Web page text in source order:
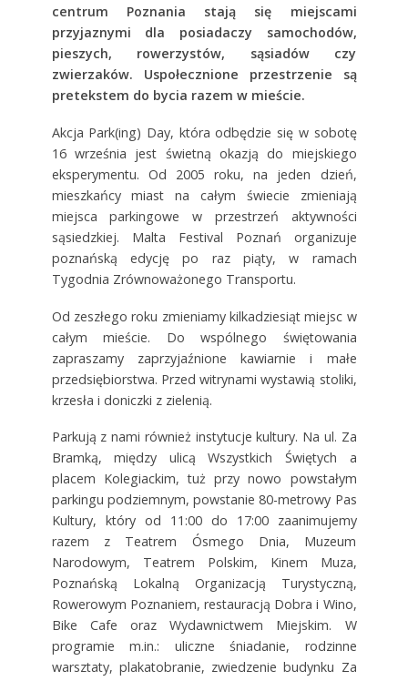
centrum Poznania stają się miejscami
przyjaznymi dla posiadaczy samochodów,
pieszych, rowerzystów, sąsiadów czy
zwierzaków. Uspołecznione przestrzenie są
pretekstem do bycia razem w mieście.
Akcja Park(ing) Day, która odbędzie się w sobotę
16 września jest świetną okazją do miejskiego
eksperymentu. Od 2005 roku, na jeden dzień,
mieszkańcy miast na całym świecie zmieniają
miejsca parkingowe w przestrzeń aktywności
sąsiedzkiej. Malta Festival Poznań organizuje
poznańską edycję po raz piąty, w ramach
Tygodnia Zrównoważonego Transportu.
Od zeszłego roku zmieniamy kilkadziesiąt miejsc w
całym mieście. Do wspólnego świętowania
zapraszamy zaprzyjaźnione kawiarnie i małe
przedsiębiorstwa. Przed witrynami wystawią stoliki,
krzesła i doniczki z zielenią.
Parkują z nami również instytucje kultury. Na ul. Za
Bramką, między ulicą Wszystkich Świętych a
placem Kolegiackim, tuż przy nowo powstałym
parkingu podziemnym, powstanie 80-metrowy Pas
Kultury, który od 11:00 do 17:00 zaanimujemy
razem z Teatrem Ósmego Dnia, Muzeum
Narodowym, Teatrem Polskim, Kinem Muza,
Poznańską Lokalną Organizacją Turystyczną,
Rowerowym Poznaniem, restauracją Dobra i Wino,
Bike Cafe oraz Wydawnictwem Miejskim. W
programie m.in.: uliczne śniadanie, rodzinne
warsztaty, plakatobranie, zwiedzenie budynku Za